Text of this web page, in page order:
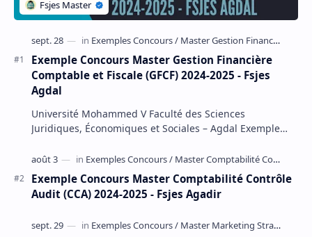
Exemple Concours Master Gestion Financière
Comptable et Fiscale (GFCF) 2024-2025 - Fsjes
Agdal
Université Mohammed V Faculté des Sciences
Juridiques, Économiques et Sociales – Agdal Exemple
Exemple Concours Master Comptabilité Contrôle
Audit (CCA) 2024-2025 - Fsjes Agadir